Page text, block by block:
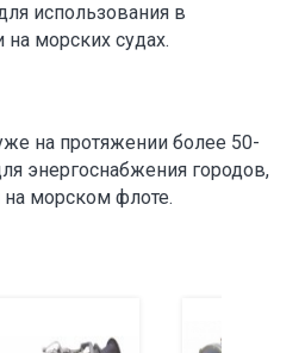
использования в
морских судах.
на протяжении более 50-
энергоснабжения городов,
морском флоте.